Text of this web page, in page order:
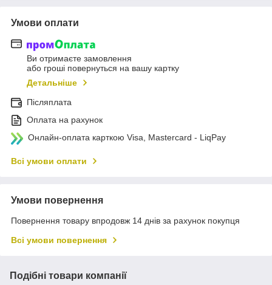
Умови оплати
Ви отримаєте замовлення
або гроші повернуться на вашу картку
Детальніше
Післяплата
Оплата на рахунок
Онлайн-оплата карткою Visa, Mastercard - LiqPay
Всі умови оплати
Умови повернення
Повернення товару впродовж 14 днів за рахунок покупця
Всі умови повернення
Подібні товари компанії